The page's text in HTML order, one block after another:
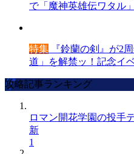
で「魔神英雄伝ワタル
特集 『鈴蘭の剣』が2
道」を解禁ッ！記念イ
攻略記事ランキング
ロマン開花学園の投手
新
1